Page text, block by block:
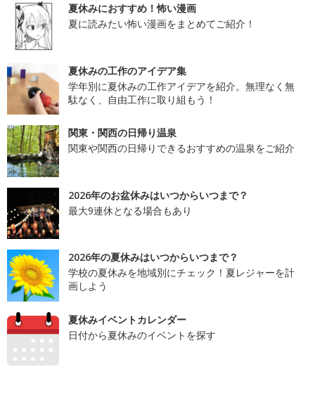
夏休みにおすすめ！怖い漫画
夏に読みたい怖い漫画をまとめてご紹介！
夏休みの工作のアイデア集
学年別に夏休みの工作アイデアを紹介。無理なく無
駄なく、自由工作に取り組もう！
関東・関西の日帰り温泉
関東や関西の日帰りできるおすすめの温泉をご紹介
2026年のお盆休みはいつからいつまで？
最大9連休となる場合もあり
2026年の夏休みはいつからいつまで？
学校の夏休みを地域別にチェック！夏レジャーを計
画しよう
夏休みイベントカレンダー
日付から夏休みのイベントを探す